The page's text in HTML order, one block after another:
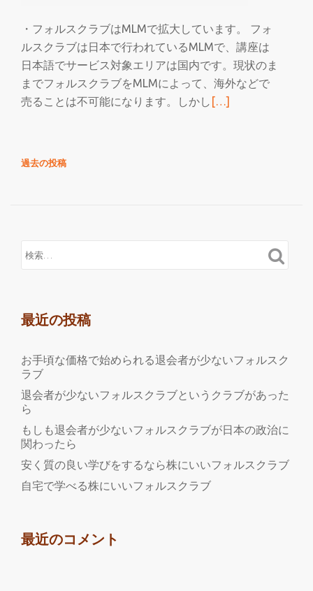
・フォルスクラブはMLMで拡大しています。 フォ
ルスクラブは日本で行われているMLMで、講座は
日本語でサービス対象エリアは国内です。現状のま
までフォルスクラブをMLMによって、海外などで
売ることは不可能になります。しかし 続
を
用
て
ま
す
[…]
投
ー
シ
過去の投稿
最近の投稿
お手頃な価格で始められる退会者が少ないフォルスク
ラブ
退会者が少ないフォルスクラブというクラブがあった
ら
もしも退会者が少ないフォルスクラブが日本の政治に
関わったら
安く質の良い学びをするなら株にいいフォルスクラブ
自宅で学べる株にいいフォルスクラブ
最近のコメント